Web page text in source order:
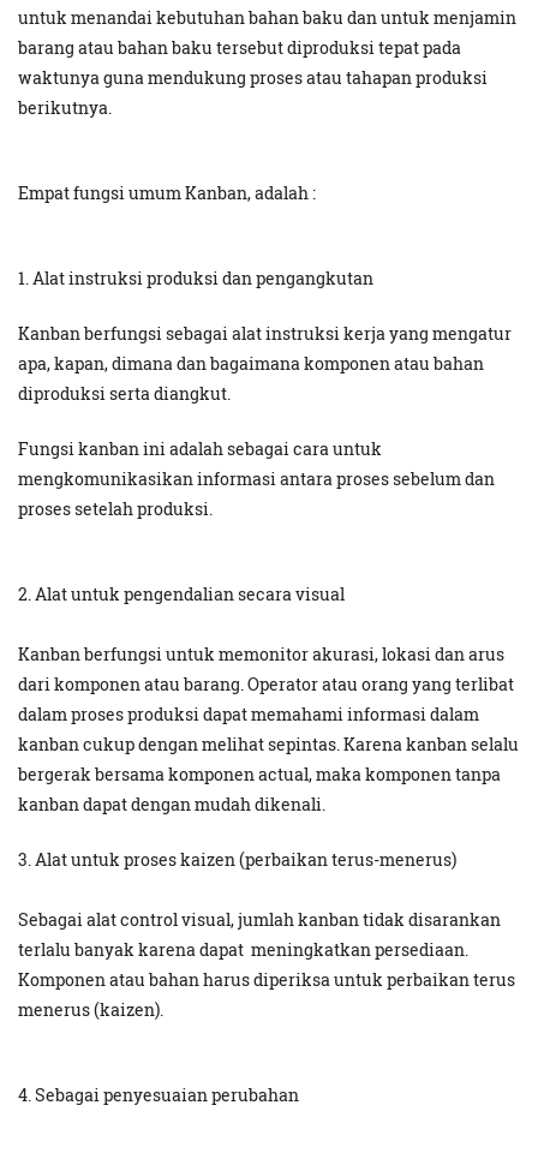
untuk menandai kebutuhan bahan baku dan untuk menjamin
barang atau bahan baku tersebut diproduksi tepat pada
waktunya guna mendukung proses atau tahapan produksi
berikutnya.
Empat fungsi umum Kanban, adalah :
1. Alat instruksi produksi dan pengangkutan
Kanban berfungsi sebagai alat instruksi kerja yang mengatur
apa, kapan, dimana dan bagaimana komponen atau bahan
diproduksi serta diangkut.
Fungsi kanban ini adalah sebagai cara untuk
mengkomunikasikan informasi antara proses sebelum dan
proses setelah produksi.
2. Alat untuk pengendalian secara visual
Kanban berfungsi untuk memonitor akurasi, lokasi dan arus
dari komponen atau barang. Operator atau orang yang terlibat
dalam proses produksi dapat memahami informasi dalam
kanban cukup dengan melihat sepintas. Karena kanban selalu
bergerak bersama komponen actual, maka komponen tanpa
kanban dapat dengan mudah dikenali.
3. Alat untuk proses kaizen (perbaikan terus-menerus)
Sebagai alat control visual, jumlah kanban tidak disarankan
terlalu banyak karena dapat meningkatkan persediaan.
Komponen atau bahan harus diperiksa untuk perbaikan terus
menerus (kaizen).
4. Sebagai penyesuaian perubahan